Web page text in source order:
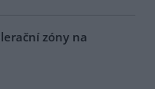
zóny na